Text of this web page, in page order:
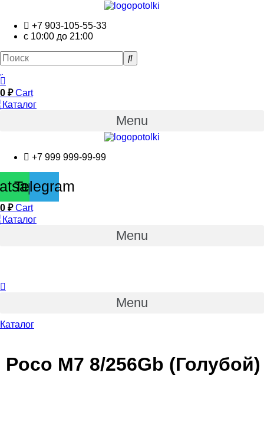
+7 903-105-55-33
с 10:00 до 21:00
0 ₽ Cart
Каталог
Menu
+7 999 999-99-99
Telegram
0 ₽ Cart
Каталог
Menu
Menu
Каталог
Poco M7 8/256Gb (Голубой)